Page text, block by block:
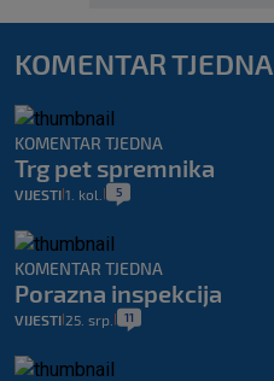
KOMENTAR TJEDNA
KOMENTAR TJEDNA
Trg pet spremnika
VIJESTI 1. kol. 5
KOMENTAR TJEDNA
Porazna inspekcija
VIJESTI 25. srp. 11